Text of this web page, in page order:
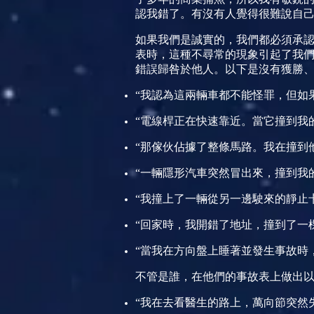
認我錯了。有沒有人覺得很難說自
如果我們是誠實的，我們都必須承
表時，這種不尋常的現象引起了我
錯誤歸咎於他人。以下是沒有獲勝
“我認為這兩輛車都不能怪罪，但
“電線桿正在快速靠近。當它撞到
“那傢伙佔據了整條馬路。我在撞到
“一輛隱形汽車突然冒出來，撞到我
“我撞上了一輛從另一邊駛來的靜止
“回家時，我開錯了地址，撞到了一
“當我在方向盤上睡著並發生事故時
不管是誰，在他們的事故表上做出
“我在去看醫生的路上，萬向節突然